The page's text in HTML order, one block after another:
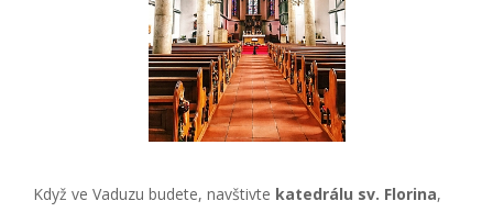
Když ve Vaduzu budete, navštivte katedrálu sv. Florina,